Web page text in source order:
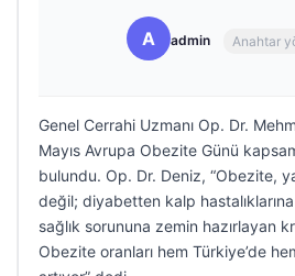
A admin Anahtar
Genel Cerrahi Uzmanı Op. Dr.
Mayıs Avrupa Obezite Günü
bulundu. Op. Dr. Deniz, “Obezite,
değil; diyabetten kalp
sağlık sorununa zemin hazırlayan
Obezite oranları hem Türkiye’de